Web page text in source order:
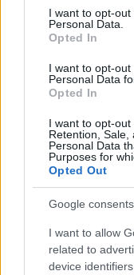
consent section.
I want to opt-
Personal Data.
Opted In
I want to opt-
Personal Data
Opted In
I want to opt-out
Retention, Sale,
Personal Data
Purposes for
Opted Out
Google consents
I want to allow
related to
device identifiers
Ο Αλέξανδρος
Ο Θανάσης Λάλας
Ο Γιώργος